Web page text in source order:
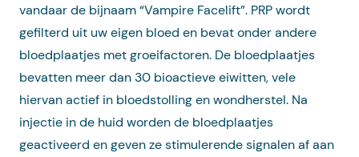
vandaar de bijnaam “Vampire Facelift”. PRP wordt
gefilterd uit uw eigen bloed en bevat onder andere
bloedplaatjes met groeifactoren. De bloedplaatjes
bevatten meer dan 30 bioactieve eiwitten, vele
hiervan actief in bloedstolling en wondherstel. Na
injectie in de huid worden de bloedplaatjes
geactiveerd en geven ze stimulerende signalen af aan